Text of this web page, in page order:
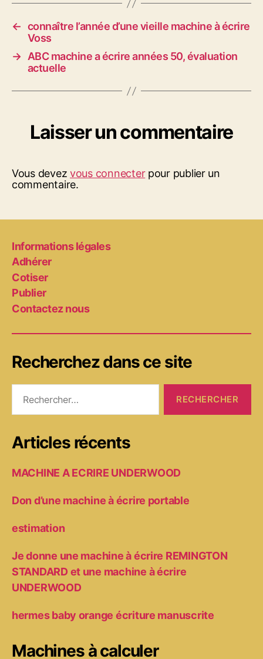
← connaître l’année d’une vieille machine à écrire
Voss
→ ABC machine a écrire années 50, évaluation
actuelle
Laisser un commentaire
Vous devezvous connecterpour publier un
commentaire.
Informations légales
Adhérer
Cotiser
Publier
Contactez nous
Recherchez dans ce site
Articles récents
MACHINE A ECRIRE UNDERWOOD
Don d’une machine à écrire portable
estimation
Je donne une machine à écrire REMINGTON
STANDARD et une machine à écrire
UNDERWOOD
hermes baby orange écriture manuscrite
Machines à calculer